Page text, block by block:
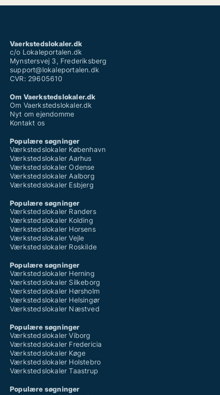
Vaerkstedslokaler.dk
c/o Lokaleportalen.dk
Mynstersvej 3, Frederiksberg
support@lokaleportalen.dk
CVR: 29605610
Om Vaerkstedslokaler.dk
Om Vaerkstedslokaler.dk
Nyt om ejendomme
Kontakt os
Populære søgninger
Værkstedslokaler København
Værkstedslokaler Aarhus
Værkstedslokaler Odense
Værkstedslokaler Aalborg
Værkstedslokaler Esbjerg
Populære søgninger
Værkstedslokaler Randers
Værkstedslokaler Kolding
Værkstedslokaler Horsens
Værkstedslokaler Vejle
Værkstedslokaler Roskilde
Populære søgninger
Værkstedslokaler Herning
Værkstedslokaler Silkeborg
Værkstedslokaler Hørsholm
Værkstedslokaler Helsingør
Værkstedslokaler Næstved
Populære søgninger
Værkstedslokaler Viborg
Værkstedslokaler Fredericia
Værkstedslokaler Køge
Værkstedslokaler Holstebro
Værkstedslokaler Taastrup
Populære søgninger